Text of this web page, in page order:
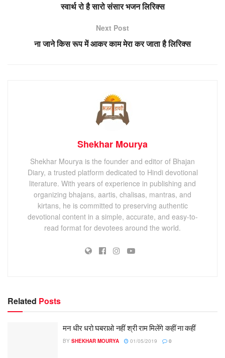
स्वार्थ रो है सारो संसार भजन लिरिक्स
Next Post
ना जाने किस रूप में आकर काम मेरा कर जाता है लिरिक्स
Shekhar Mourya
Shekhar Mourya is the founder and editor of Bhajan
Diary, a trusted platform dedicated to Hindi devotional
literature. With years of experience in publishing and
organizing bhajans, aartis, chalisas, mantras, and
kirtans, he is committed to preserving authentic
devotional content in a simple, accurate, and easy-to-
read format for devotees around the world.
Related Posts
मन धीर धरो घबराओ नहीं श्री राम मिलेंगे कहीं ना कहीं
BY SHEKHAR MOURYA 01/05/2019 0